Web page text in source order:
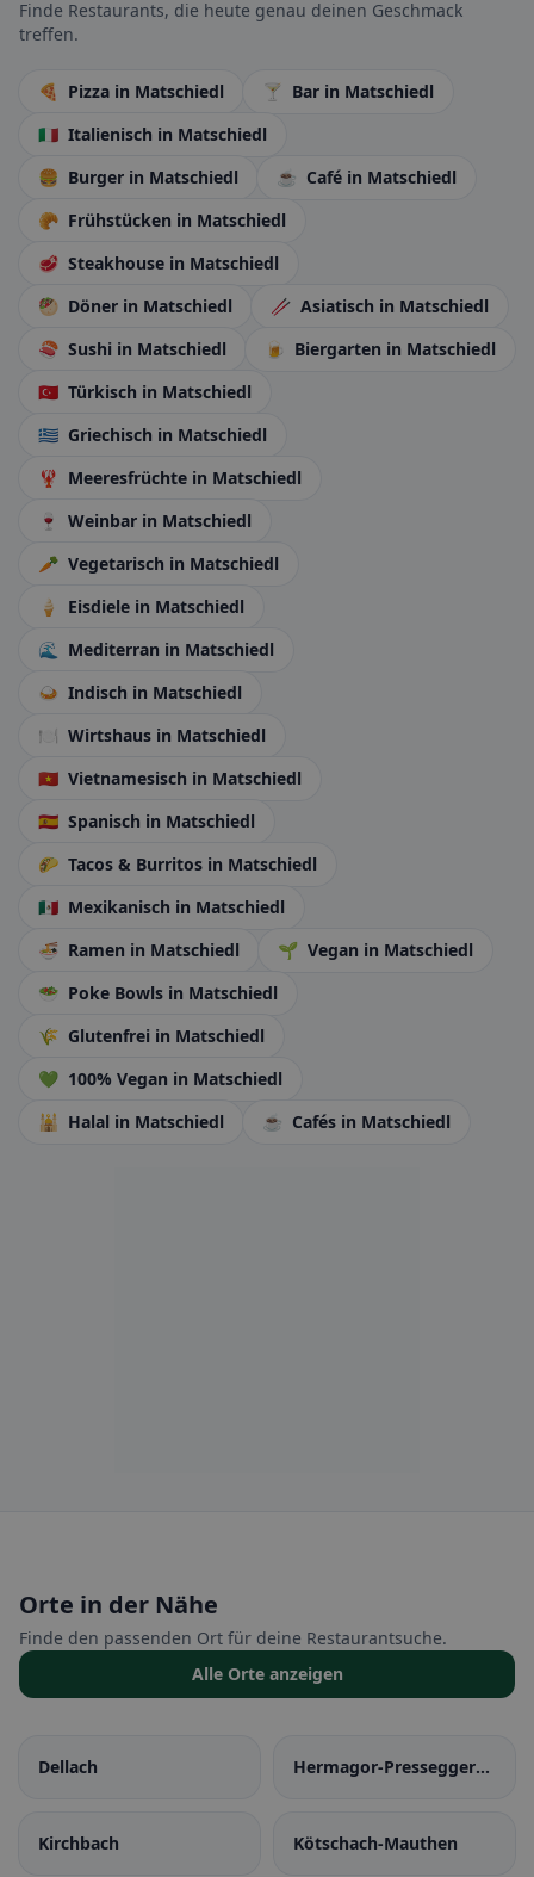
Finde Restaurants, die heute genau deinen Geschmack
treffen.
🍕 Pizza in Matschiedl 🍸 Bar in Matschiedl
🇮🇹 Italienisch in Matschiedl
🍔 Burger in Matschiedl ☕ Café in Matschiedl
🥐 Frühstücken in Matschiedl
🥩 Steakhouse in Matschiedl
🥙 Döner in Matschiedl 🥢 Asiatisch in Matschiedl
🍣 Sushi in Matschiedl 🍺 Biergarten in Matschiedl
🇹🇷 Türkisch in Matschiedl
🇬🇷 Griechisch in Matschiedl
🦞 Meeresfrüchte in Matschiedl
🍷
Weinbar in Matschiedl
🥕 Vegetarisch in Matschiedl
🍦
Eisdiele in Matschiedl
🌊
Mediterran in Matschiedl
🍛 Indisch in Matschiedl
🍽️ Wirtshaus in Matschiedl
🇻🇳 Vietnamesisch in Matschiedl
🇪🇸 Spanisch in Matschiedl
🌮 Tacos & Burritos in Matschiedl
🇲🇽 Mexikanisch in Matschiedl
🍜 Ramen in Matschiedl 🌱 Vegan in Matschiedl
🥗 Poke Bowls in Matschiedl
🌾 Glutenfrei in Matschiedl
💚 100% Vegan in Matschiedl
🕌 Halal in Matschiedl ☕ Cafés in Matschiedl
Orte in der Nähe
Finde den passenden Ort für deine Restaurantsuche.
Alle Orte anzeigen
Dellach
Hermagor-Pressegger
Kirchbach Kötschach-Mauthen